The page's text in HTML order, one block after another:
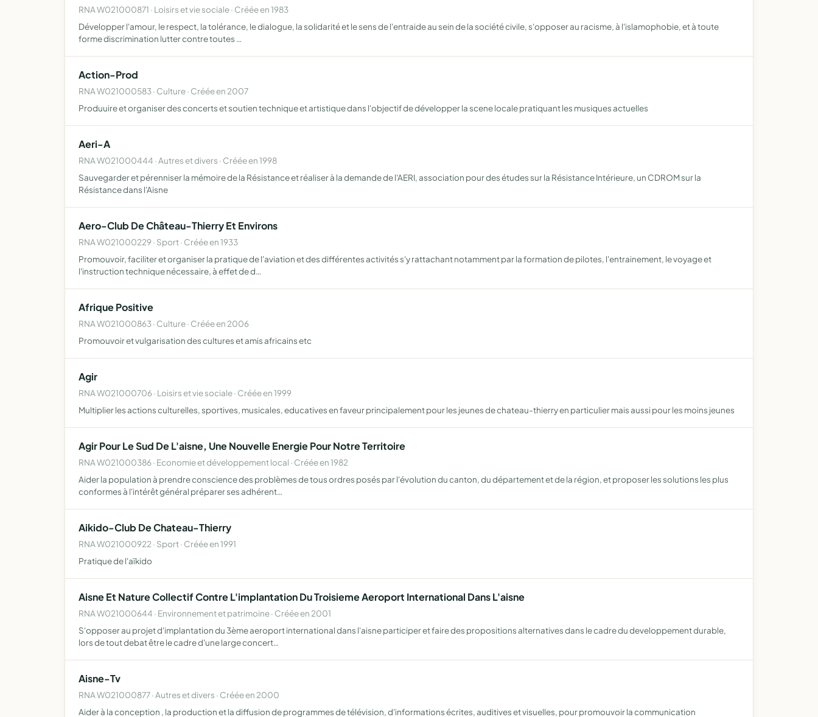
RNA W021000871 · Loisirs et vie sociale · Créée en 1983
Développer l'amour, le respect, la tolérance, le dialogue, la solidarité et le sens de l'entraide au sein de la société civile, s'opposer au racisme, à l'islamophobie, et à toute
forme discrimination lutter contre toutes …
Action-Prod
RNA W021000583 · Culture · Créée en 2007
Produuire et organiser des concerts et soutien technique et artistique dans l'objectif de développer la scene locale pratiquant les musiques actuelles
Aeri-A
RNA W021000444 · Autres et divers · Créée en 1998
Sauvegarder et pérenniser la mémoire de la Résistance et réaliser à la demande de l'AERI, association pour des études sur la Résistance Intérieure, un CDROM sur la
Résistance dans l'Aisne
Aero-Club De Château-Thierry Et Environs
RNA W021000229 · Sport · Créée en 1933
Promouvoir, faciliter et organiser la pratique de l'aviation et des différentes activités s'y rattachant notamment par la formation de pilotes, l'entrainement, le voyage et
l'instruction technique nécessaire, à effet de d…
Afrique Positive
RNA W021000863 · Culture · Créée en 2006
Promouvoir et vulgarisation des cultures et amis africains etc
Agir
RNA W021000706 · Loisirs et vie sociale · Créée en 1999
Multiplier les actions culturelles, sportives, musicales, educatives en faveur principalement pour les jeunes de chateau-thierry en particulier mais aussi pour les moins jeunes
Agir Pour Le Sud De L'aisne, Une Nouvelle Energie Pour Notre Territoire
RNA W021000386 · Economie et développement local · Créée en 1982
Aider la population à prendre conscience des problèmes de tous ordres posés par l'évolution du canton, du département et de la région, et proposer les solutions les plus
conformes à l'intérêt général préparer ses adhérent…
Aikido-Club De Chateau-Thierry
RNA W021000922 · Sport · Créée en 1991
Pratique de l'aïkido
Aisne Et Nature Collectif Contre L'implantation Du Troisieme Aeroport International Dans L'aisne
RNA W021000644 · Environnement et patrimoine · Créée en 2001
S'opposer au projet d'implantation du 3ème aeroport international dans l'aisne participer et faire des propositions alternatives dans le cadre du developpement durable,
lors de tout debat être le cadre d'une large concert…
Aisne-Tv
RNA W021000877 · Autres et divers · Créée en 2000
Aider à la conception , la production et la diffusion de programmes de télévision, d'informations écrites, auditives et visuelles, pour promouvoir la communication